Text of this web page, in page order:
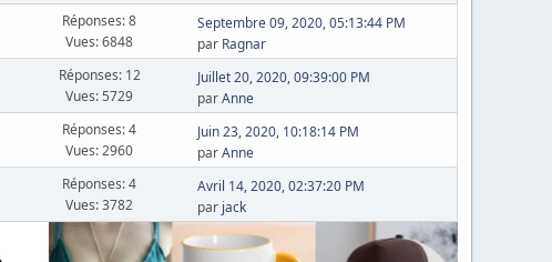
Réponses: 8
Vues: 6848
Septembre 09, 2020, 05:13:44 PM
par Ragnar
Réponses: 12
Vues: 5729
Juillet 20, 2020, 09:39:00 PM
parAnne
Réponses: 4
Vues: 2960
Juin 23, 2020, 10:18:14 PM
parAnne
Réponses: 4
Vues: 3782
Avril 14, 2020, 02:37:20 PM
par jack